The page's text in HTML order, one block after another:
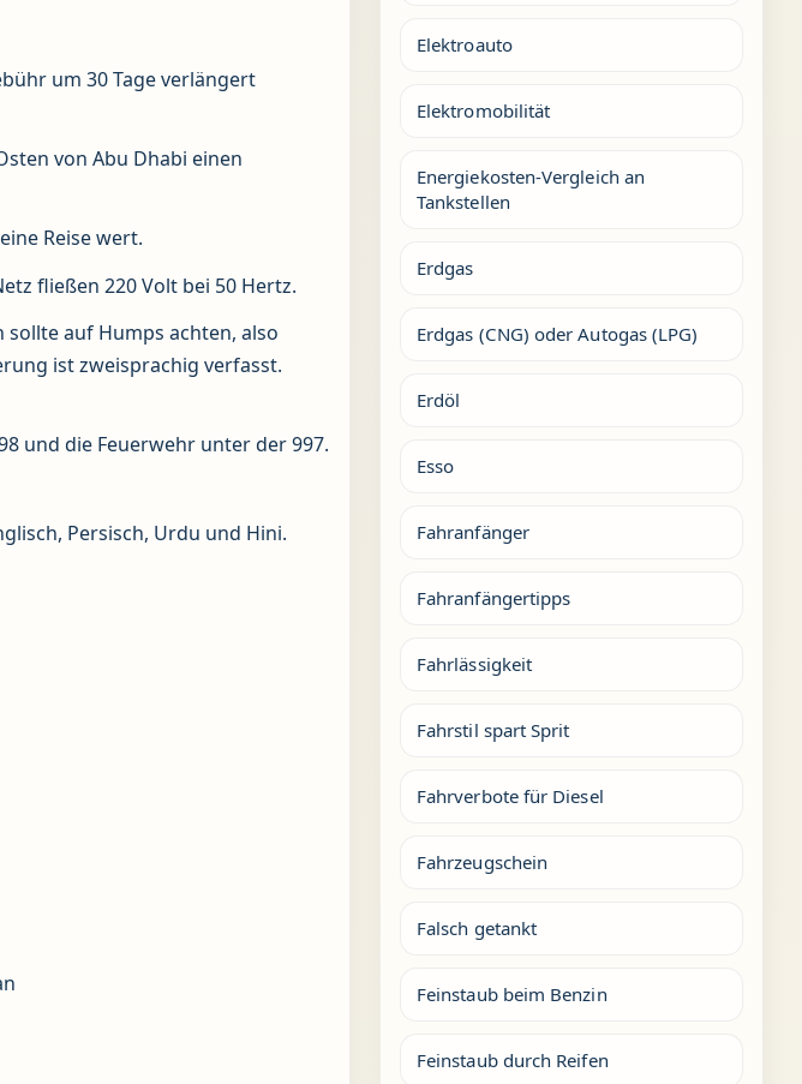
um 30 Tage verlängert
von Abu Dhabi einen
Reise wert.
fließen 220 Volt bei 50 Hertz.
auf Humps achten, also
ist zweisprachig verfasst.
und die Feuerwehr unter der 997.
Persisch, Urdu und Hini.
Elektroauto
Elektromobilität
Energiekosten-Vergleich an
Tankstellen
Erdgas
Erdgas (CNG) oder Autogas (LPG)
Erdöl
Esso
Fahranfänger
Fahranfängertipps
Fahrlässigkeit
Fahrstil spart Sprit
Fahrverbote für Diesel
Fahrzeugschein
Falsch getankt
Feinstaub beim Benzin
Feinstaub durch Reifen